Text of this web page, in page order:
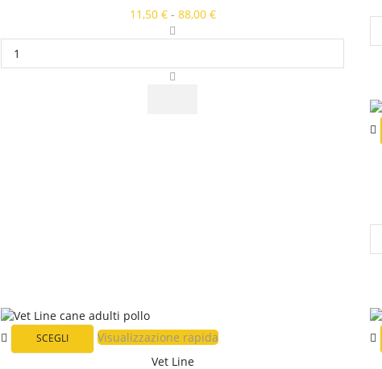
11,50 € - 88,00 €
SCEGLI
Visualizzazione rapida
Vet Line